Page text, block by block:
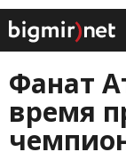
Фанат
время